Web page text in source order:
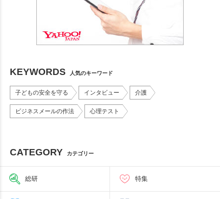
KEYWORDS 人気のキーワード
子どもの安全を守る インタビュー 介護
ビジネスメールの作法 心理テスト
CATEGORY カテゴリー
総研 特集